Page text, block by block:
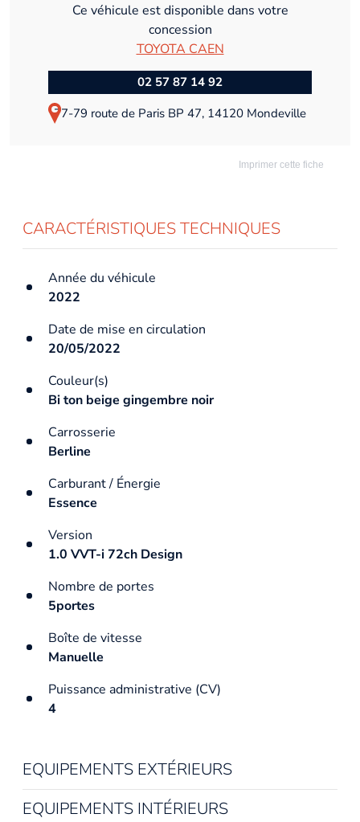
Ce véhicule est disponible dans votre
concession
TOYOTA CAEN
02 57 87 14 92
77-79 route de Paris BP 47, 14120 Mondeville
Imprimer cette fiche
CARACTÉRISTIQUES TECHNIQUES
Année du véhicule
2022
Date de mise en circulation
20/05/2022
Couleur(s)
Bi ton beige gingembre noir
Carrosserie
Berline
Carburant / Énergie
Essence
Version
1.0 VVT-i 72ch Design
Nombre de portes
5portes
Boîte de vitesse
Manuelle
Puissance administrative (CV)
4
EQUIPEMENTS EXTÉRIEURS
EQUIPEMENTS INTÉRIEURS